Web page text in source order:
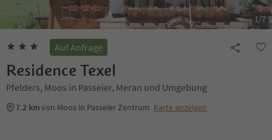
1/7
Auf Anfrage
Residence Texel
Pfelders, Moos in Passeier, Meran und Umgebung
7.2 kmvon Moos in Passeier Zentrum Karte anzeigen